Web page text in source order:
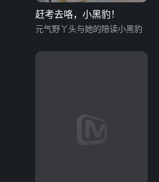
赶考去咯，小黑豹！
元气野丫头与她的陪读小黑豹